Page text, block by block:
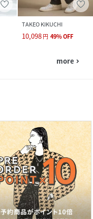
TAKEO KIKUCHI
10,098円 49%OFF
more navigate_next